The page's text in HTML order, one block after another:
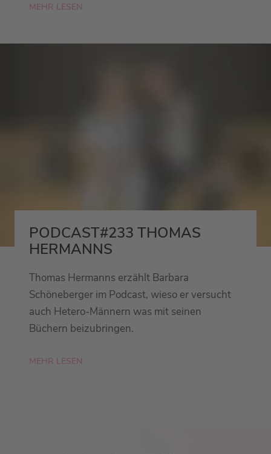
MEHR LESEN
PODCAST#233 THOMAS
HERMANNS
Thomas Hermanns erzählt Barbara
Schöneberger im Podcast, wieso er versucht
auch Hetero-Männern was mit seinen
Büchern beizubringen.
MEHR LESEN